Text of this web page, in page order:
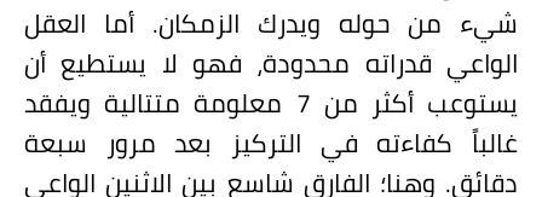
شيء من حوله ويدرك الزمكان. أما العقل
الواعي قدراته محدودة، فهو لا يستطيع أن
يستوعب أكثر من 7 معلومة متتالية ويفقد
غالباً كفاءته في التركيز بعد مرور سبعة
دقائق. وهنا؛ الفارق شاسع بين الاثنين الواعي